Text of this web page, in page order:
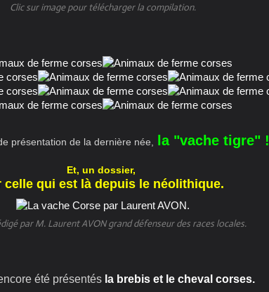
Clic sur image pour télécharger la compilation.
présentation de la dernière née, la "vache tigre" !
Et, un dossier,
celle qui est là depuis le néolithique.
par M. Laurent AVON grand défenseur des races locales.
été présentés la brebis et le cheval corses.